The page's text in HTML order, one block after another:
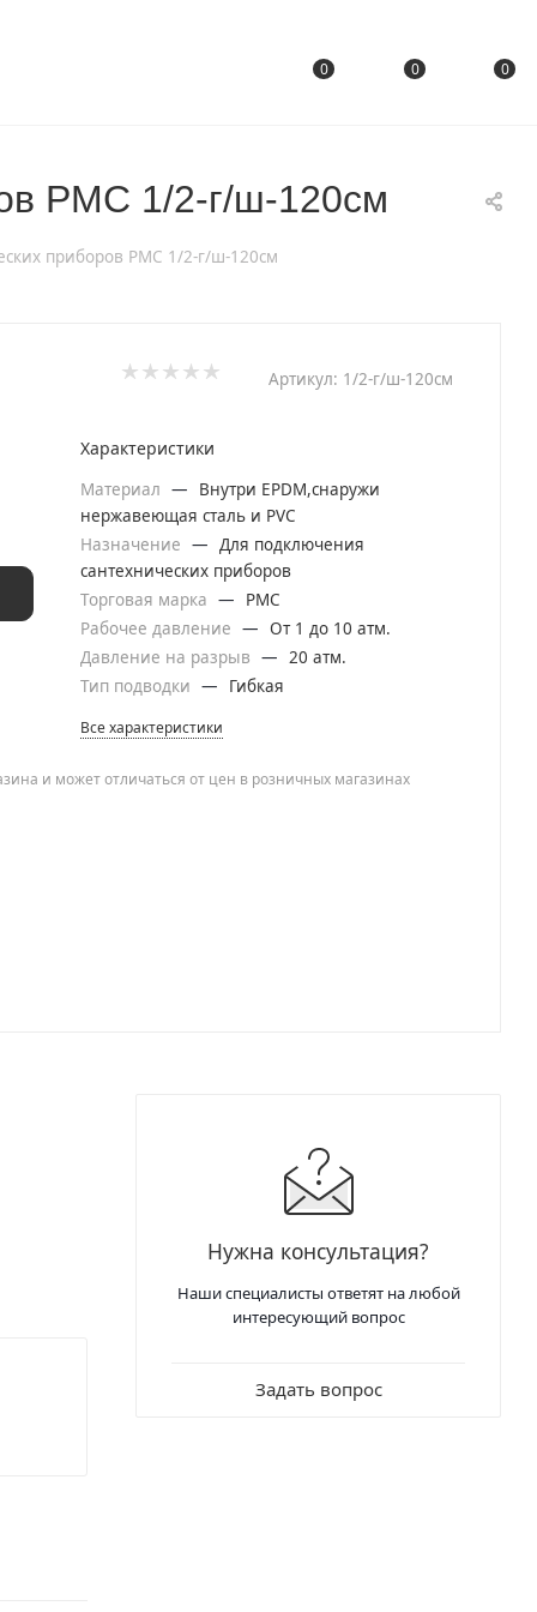
0 0 0
РМС 1/2-г/ш-120см
приборов РМС 1/2-г/ш-120см
Артикул: 1/2-г/ш-120см
Характеристики
Материал —
Внутри EPDM,снаружи
нержавеющая сталь и PVC
Назначение — Для подключения
сантехнических приборов
Торговая марка —
РМС
Рабочее давление — От 1 до 10 атм.
Давление на разрыв — 20 атм.
Тип подводки — Гибкая
Все характеристики
и может отличаться от цен в розничных магазинах
Нужна консультация?
Наши специалисты ответят на любой
интересующий вопрос
Задать вопрос